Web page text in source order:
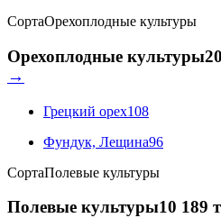
СортаОрехоплодные культуры
Орехоплодные культуры
→
Грецкий орех108
Фундук, Лещина96
СортаПолевые культуры
Полевые культуры10 189